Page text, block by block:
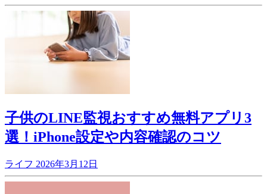
子供のLINE監視おすすめ無料アプリ3
選！iPhone設定や内容確認のコツ
ライフ 2026年3月12日